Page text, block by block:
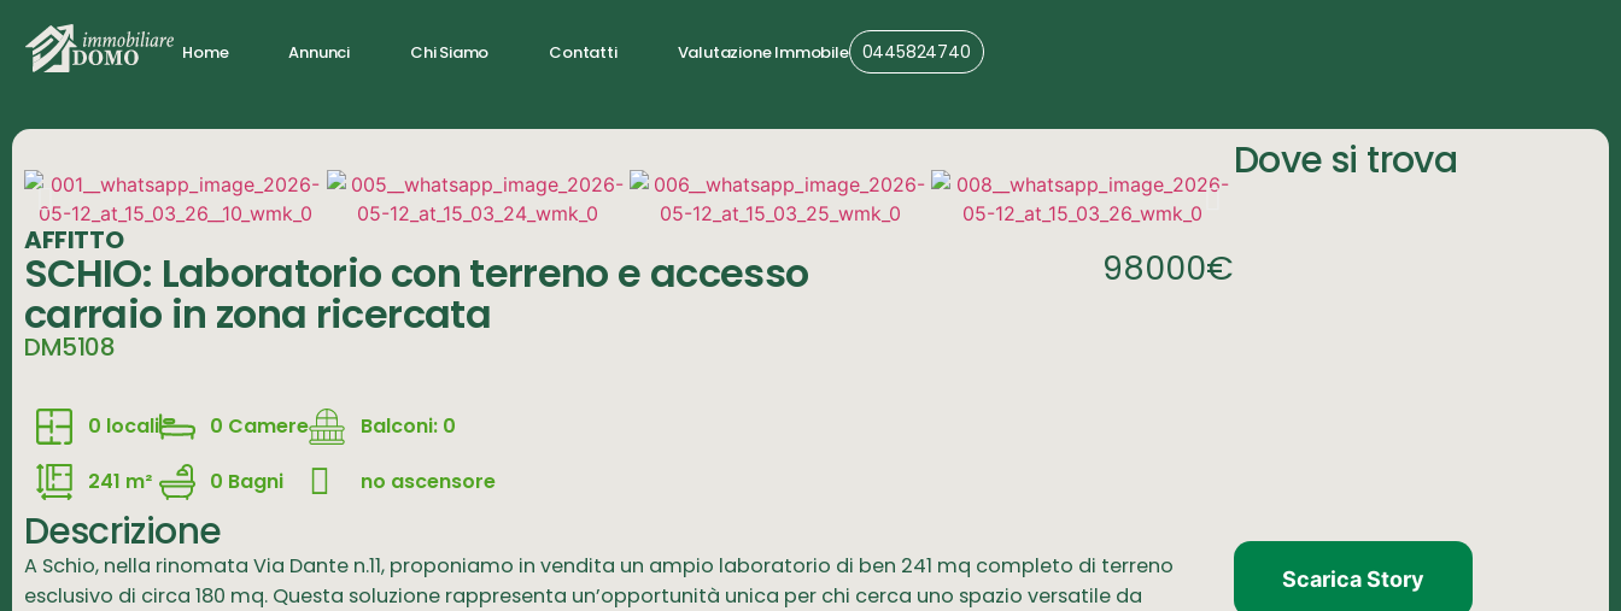
Home Annunci Chi Siamo Contatti Valutazione Immobile 0445824740
AFFITTO
SCHIO: Laboratorio con terreno e accesso
carraio in zona ricercata
DM5108
98000€
0 locali
241 m²
0 Camere
0 Bagni
Balconi: 0
no ascensore
Descrizione
A Schio, nella rinomata Via Dante n.11, proponiamo in vendita un ampio laboratorio di ben 241 mq completo di terreno
esclusivo di circa 180 mq. Questa soluzione rappresenta un’opportunità unica per chi cerca uno spazio versatile da
Dove si trova
Scarica Story